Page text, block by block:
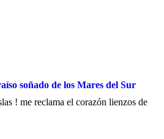
soñado de los Mares del Sur
! me reclama el corazón lienzos de